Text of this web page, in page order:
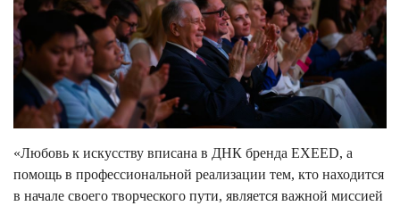
«Любовь к искусству вписана в ДНК бренда EXEED, а
помощь в профессиональной реализации тем, кто находится
в начале своего творческого пути, является важной миссией